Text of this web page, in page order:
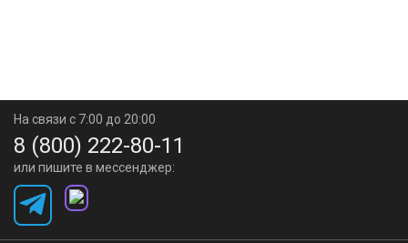
На связи с 7:00 до 20:00
8 (800) 222-80-11
или пишите в мессенджер: